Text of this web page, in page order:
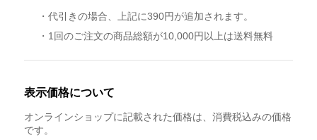
・代引きの場合、上記に390円が追加されます。
・1回のご注文の商品総額が10,000円以上は送料無料
表示価格について
オンラインショップに記載された価格は、消費税込みの価格
です。